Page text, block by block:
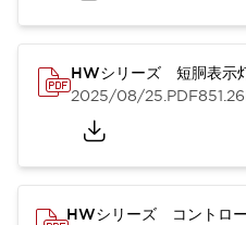
HWシリーズ 短胴表示
2025/08/25.PDF
HWシリーズ コントロ